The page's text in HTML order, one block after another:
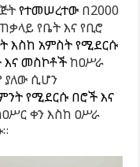
የተመሠረተው በ2000
የቤት እና የቢሮ
እስከ አምስት የሚደርሱ
መስኮቶችከዐሥራ
ያለው ሲሆን
የሚደርሱ በሮች እና
ቀን እስከ ዐሥራ